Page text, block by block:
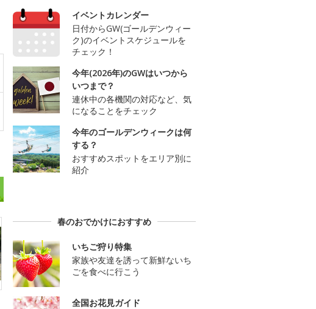
イベントカレンダー
日付からGW(ゴールデンウィー
ク)のイベントスケジュールを
チェック！
今年(2026年)のGWはいつから
いつまで？
連休中の各機関の対応など、気
になることをチェック
今年のゴールデンウィークは何
する？
おすすめスポットをエリア別に
紹介
春のおでかけにおすすめ
いちご狩り特集
家族や友達を誘って新鮮ないち
ごを食べに行こう
全国お花見ガイド